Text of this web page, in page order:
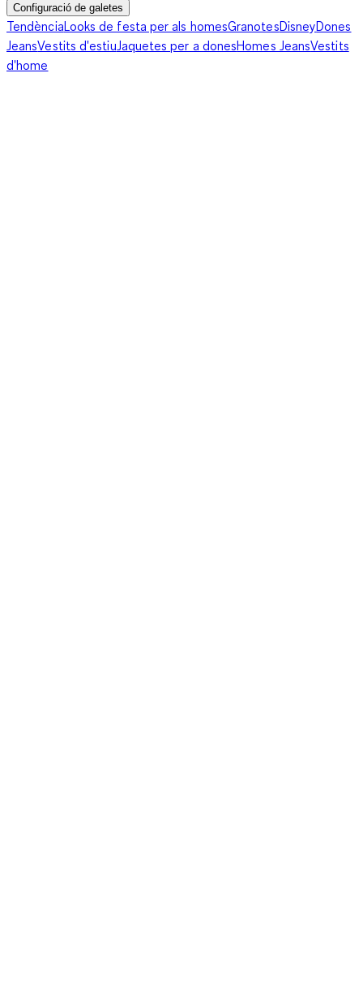
Configuració de galetes
TendènciaLooks de festa per als homesGranotesDisneyDones
JeansVestits d'estiu Jaquetes per a donesHomes JeansVestits
d'home